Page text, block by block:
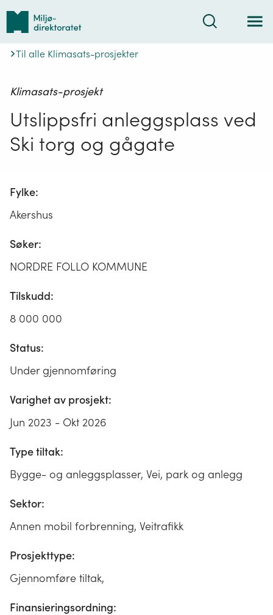
Tilbake
forsiden
Søk
Til alle Klimasats-prosjekter
Klimasats-prosjekt
Utslippsfri anleggsplass ved
Ski torg og gågate
Fylke:
Akershus
Søker:
NORDRE FOLLO KOMMUNE
Tilskudd:
8 000 000
Status:
Under gjennomføring
Varighet av prosjekt:
Jun 2023 - Okt 2026
Type tiltak:
Bygge- og anleggsplasser, Vei, park og anlegg
Sektor:
Annen mobil forbrenning, Veitrafikk
Prosjekttype:
Gjennomføre tiltak,
Finansieringsordning: